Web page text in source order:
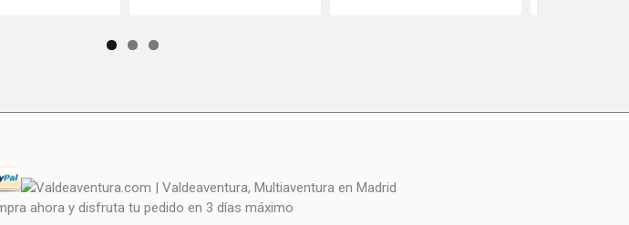
ahora y disfruta tu pedido en 3 días máximo